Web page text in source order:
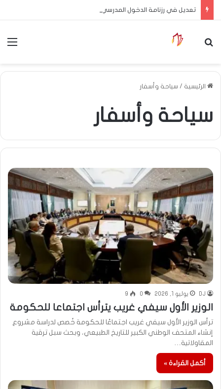
تعديل في رزنامة الدخول المدرسي
بحث عن
الرئيسية / سياحة وأسفار
سياحة وأسفار
DJ يوليو 1, 2026 0
9
الوزير الأول سيفي غريب يترأس اجتماعا للحكومة
ترأس الوزير الأول سيفي غريب اجتماعًا للحكومة خُصص لدراسة مشروع
إنشاء المتحف الوطني الكبير للتاريخ الطبيعي، وبحث سبل ترقية
المقاولاتية…
أكمل القراءة »